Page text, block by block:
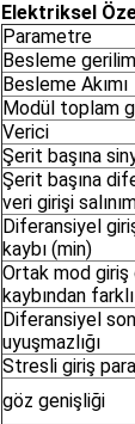
Elektriksel
Parametre
Besleme
Besleme Akımı
Modül toplam
Verici
Şerit başına
Şerit başına
veri girişi
Diferansiyel
kaybı (min)
Ortak mod giriş
kaybından
Diferansiyel
uyuşmazlığı
Stresli giriş
göz genişliği